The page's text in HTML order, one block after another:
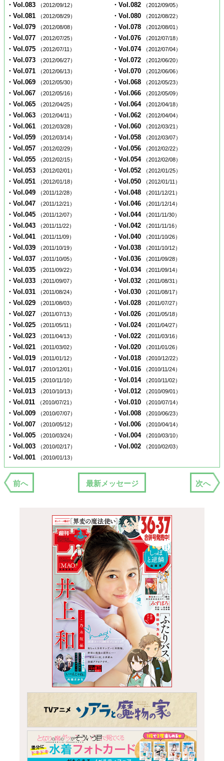
・Vol.083 （2012/09/12） ・Vol.082 （2012/09/05）
・Vol.081 （2012/08/29） ・Vol.080 （2012/08/22）
・Vol.079 （2012/08/08） ・Vol.078 （2012/08/01）
・Vol.077 （2012/07/25） ・Vol.076 （2012/07/18）
・Vol.075 （2012/07/11） ・Vol.074 （2012/07/04）
・Vol.073 （2012/06/27） ・Vol.072 （2012/06/20）
・Vol.071 （2012/06/13） ・Vol.070 （2012/06/06）
・Vol.069 （2012/05/30） ・Vol.068 （2012/05/23）
・Vol.067 （2012/05/16） ・Vol.066 （2012/05/09）
・Vol.065 （2012/04/25） ・Vol.064 （2012/04/18）
・Vol.063 （2012/04/11） ・Vol.062 （2012/04/04）
・Vol.061 （2012/03/28） ・Vol.060 （2012/03/21）
・Vol.059 （2012/03/14） ・Vol.058 （2012/03/07）
・Vol.057 （2012/02/29） ・Vol.056 （2012/02/22）
・Vol.055 （2012/02/15） ・Vol.054 （2012/02/08）
・Vol.053 （2012/02/01） ・Vol.052 （2012/01/25）
・Vol.051 （2012/01/18） ・Vol.050 （2012/01/11）
・Vol.049 （2011/12/28） ・Vol.048 （2011/12/21）
・Vol.047 （2011/12/21） ・Vol.046 （2011/12/14）
・Vol.045 （2011/12/07） ・Vol.044 （2011/11/30）
・Vol.043 （2011/11/22） ・Vol.042 （2011/11/16）
・Vol.041 （2011/11/09） ・Vol.040 （2011/10/26）
・Vol.039 （2011/10/19） ・Vol.038 （2011/10/12）
・Vol.037 （2011/10/05） ・Vol.036 （2011/09/28）
・Vol.035 （2011/09/22） ・Vol.034 （2011/09/14）
・Vol.033 （2011/09/07） ・Vol.032 （2011/08/31）
・Vol.031 （2011/08/24） ・Vol.030 （2011/08/17）
・Vol.029 （2011/08/03） ・Vol.028 （2011/07/27）
・Vol.027 （2011/07/13） ・Vol.026 （2011/05/18）
・Vol.025 （2011/05/11） ・Vol.024 （2011/04/27）
・Vol.023 （2011/04/13） ・Vol.022 （2011/03/16）
・Vol.021 （2011/03/02） ・Vol.020 （2011/01/26）
・Vol.019 （2011/01/12） ・Vol.018 （2010/12/22）
・Vol.017 （2010/12/01） ・Vol.016 （2010/11/24）
・Vol.015 （2010/11/10） ・Vol.014 （2010/11/02）
・Vol.013 （2010/10/13） ・Vol.012 （2010/09/01）
・Vol.011 （2010/07/21） ・Vol.010 （2010/07/14）
・Vol.009 （2010/07/07） ・Vol.008 （2010/06/23）
・Vol.007 （2010/05/12） ・Vol.006 （2010/04/14）
・Vol.005 （2010/03/24） ・Vol.004 （2010/03/10）
・Vol.003 （2010/02/17） ・Vol.002 （2010/02/03）
・Vol.001 （2010/01/13）
前へ 最新メッセージ 次へ